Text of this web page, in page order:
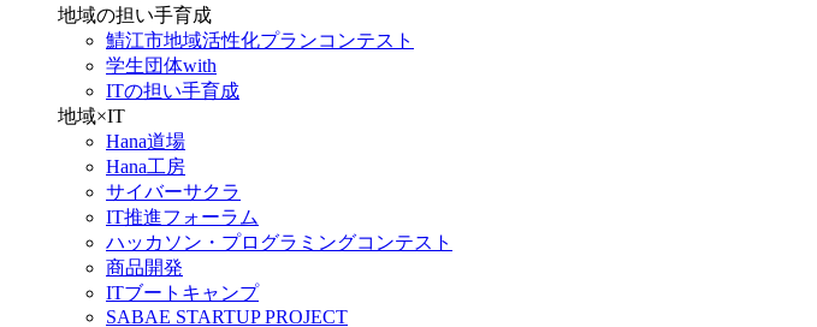
地域の担い手育成
鯖江市地域活性化プランコンテスト
学生団体with
ITの担い手育成
地域×IT
Hana道場
Hana工房
サイバーサクラ
IT推進フォーラム
ハッカソン・プログラミングコンテスト
商品開発
ITブートキャンプ
SABAE STARTUP PROJECT